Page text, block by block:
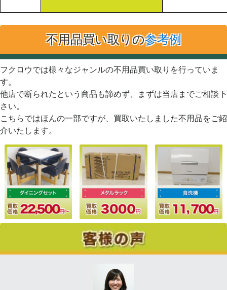
不用品買い取りの参考例
フクロウでは様々なジャンルの不用品買い取りを行っていま
す。
他店で断られたという商品も諦めず、まずは当店までご相談下
さい。
こちらではほんの一部ですが、買取いたしました不用品をご紹
介いたします。